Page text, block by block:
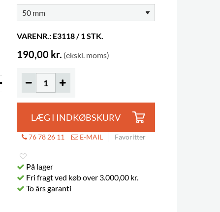
VARENR.: E3118 / 1 STK.
190,00 kr. (ekskl. moms)
LÆG I INDKØBSKURV
76 78 26 11 E-MAIL Favoritter
På lager
Fri fragt ved køb over 3.000,00 kr.
To års garanti